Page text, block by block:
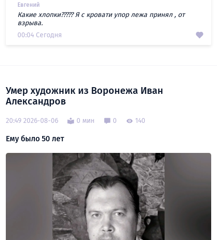
Евгений
Какие хлопки????? Я с кровати упор лежа принял , от
взрыва.
00:04 Сегодня
Умер художник из Воронежа Иван
Александров
20:49 2026-08-06 0 мин 0 140
Ему было 50 лет